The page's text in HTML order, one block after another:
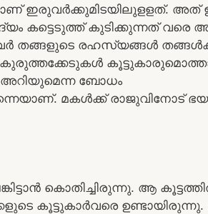
ഇരുവർക്കുമിടയിലുളളത്. അത്
കട്ടെടുത്ത് കുടിക്കുന്നത് വരെ
തങ്ങളുടെ രഹസ്യങ്ങൾ
കുരുത്തക്കേടുകൾ
അറിയുമെന്ന ബോധം
മകൾക്ക് രാജുവിനോട്
കൊതിച്ചിരുന്നു. ആ
കൂട്ടുകാർവരെ